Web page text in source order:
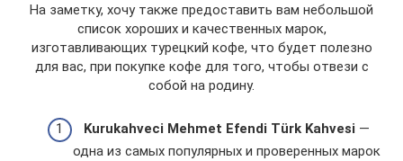
На заметку, хочу также предоставить вам небольшой
список хороших и качественных марок,
изготавливающих турецкий кофе, что будет полезно
для вас, при покупке кофе для того, чтобы отвези с
собой на родину.
Kurukahveci Mehmet Efendi Türk Kahvesi —
одна из самых популярных и проверенных марок